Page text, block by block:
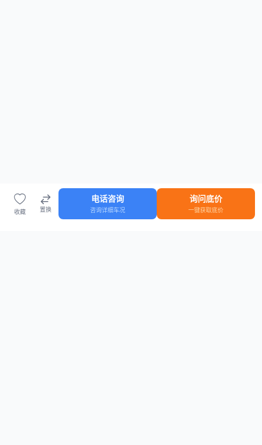
收藏 置换
电话咨询
咨询详细车况
询问底价
一键获取底价
车源 知识 登录